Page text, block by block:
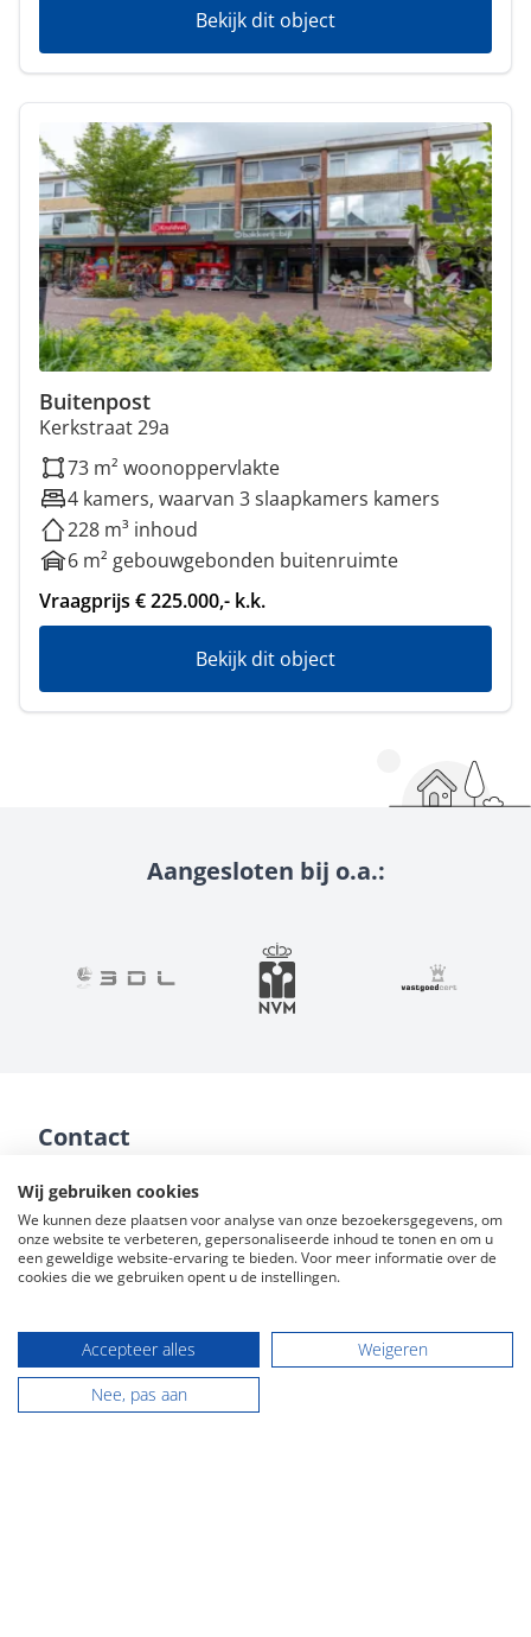
Bekijk dit object
Buitenpost
Kerkstraat 29a
73 m² woonoppervlakte
4 kamers, waarvan 3 slaapkamers kamers
228 m³ inhoud
6 m² gebouwgebonden buitenruimte
Vraagprijs € 225.000,- k.k.
Bekijk dit object
Aangesloten bij o.a.:
Contact
NVM makelaardij Groningen
Hoofdstraat 116
9861 AK Grootegast
Tel:0594 - 237 037
KVK: 01022413
NVM makelaardij Friesland
Wij gebruiken cookies
We kunnen deze plaatsen voor analyse van onze bezoekersgegevens, om
onze website te verbeteren, gepersonaliseerde inhoud te tonen en om u
een geweldige website-ervaring te bieden. Voor meer informatie over de
cookies die we gebruiken opent u de instellingen.
Accepteer alles
Weigeren
Nee, pas aan